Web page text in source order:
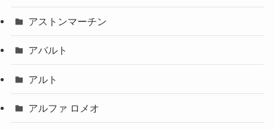
アストンマーチン
アバルト
アルト
アルファ ロメオ